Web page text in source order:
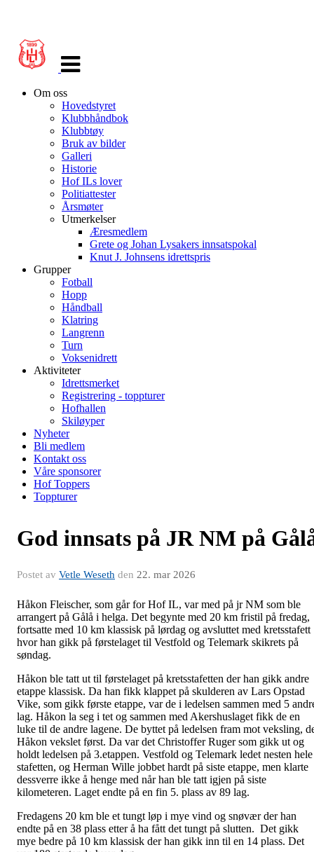
navigasjon
Om oss
Hovedstyret
Klubbhåndbok
Klubbtøy
Bruk av bilder
Galleri
Historie
Hof ILs lover
Politiattester
Årsmøter
Utmerkelser
Æresmedlem
Grete og Johan Lysakers innsatspokal
Knut J. Johnsens idrettspris
Grupper
Fotball
Hopp
Håndball
Klatring
Langrenn
Turn
Voksenidrett
Aktiviteter
Idrettsmerket
Registrering - toppturer
Hofhallen
Skiløyper
Nyheter
Bli medlem
Kontakt oss
Våre sponsorer
Hof Toppers
Toppturer
God innsats på JR NM på
Postet av Vetle Weseth den 22. mar 2026
Håkon Fleischer, som går for Hof IL, var med på jr NM som ble
arrangert på Gålå i helga. Det begynte med 20 km fristil på fredag,
fortsatte med 10 km klassisk på lørdag og avsluttet med kretsstafett
hvor han gikk på førstelaget til Vestfold og Telemark skikrets på
søndag.
Håkon ble tatt ut til førstelaget på kretsstafetten der han gikk andre
etappe klassisk. Da han fikk klappet på skulderen av Lars Opstad
Vike, som gikk første etappe, var de i ledelsen sammen med 5
lag. Håkon la seg i tet og sammen med Akershuslaget fikk de en
luke til de andre lagene. De byttet på ledelsen fram mot veksling,
Håkon vekslet først. Da var det Christoffer Ruger som gikk ut og
holdt ledelsen på 3.etappen. Vestfold og Telemark ledet nesten hele
stafetten, og Herman Wille jobbet hardt på siste etappe, men klarte
dessverre ikke å henge med når han ble tatt igjen på siste
kilometeren. Laget endte på en fin 5. plass av 89 lag.
Fredagens 20 km ble et tungt løp i mye vind og snøvær der han
endte på en 38 plass etter å ha fått det tungt på slutten. Det gikk
mye bedre på 10 km klassisk der han gikk inn til en 14 plass. Det